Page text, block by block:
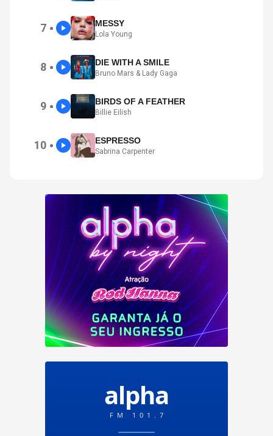
7 ● MESSY
Lola Young
8 ● DIE WITH A SMILE
Bruno Mars & Lady Gaga
9 ● BIRDS OF A FEATHER
Billie Eilish
10 ● ESPRESSO
Sabrina Carpenter